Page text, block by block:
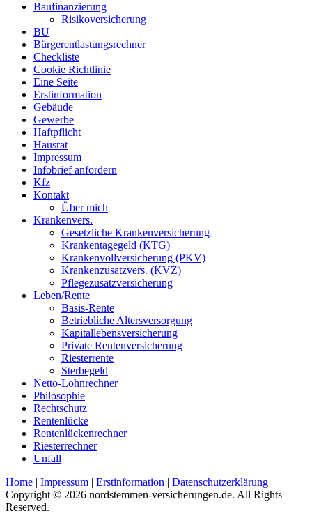
Baufinanzierung
Risikoversicherung
BU
Bürgerentlastungsrechner
Checkliste
Cookie Richtlinie
Eine Seite
Erstinformation
Gebäude
Gewerbe
Haftpflicht
Hausrat
Impressum
Infobrief anfordern
Kfz
Kontakt
Über mich
Krankenvers.
Gesetzliche Krankenversicherung
Krankentagegeld (KTG)
Krankenvollversicherung (PKV)
Krankenzusatzvers. (KVZ)
Pflegezusatzversicherung
Leben/Rente
Basis-Rente
Betriebliche Altersversorgung
Kapitallebensversicherung
Private Rentenversicherung
Riesterrente
Sterbegeld
Netto-Lohnrechner
Philosophie
Rechtschutz
Rentenlücke
Rentenlückenrechner
Riesterrechner
Unfall
Home | Impressum | Erstinformation | Datenschutzerklärung
Copyright © 2026 nordstemmen-versicherungen.de. All Rights
Reserved.